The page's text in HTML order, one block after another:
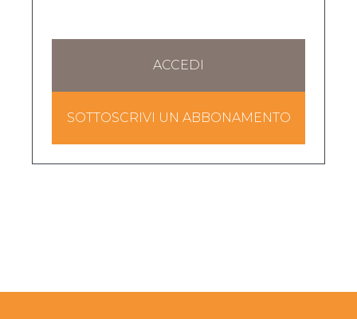
ACCEDI
SOTTOSCRIVI UN ABBONAMENTO